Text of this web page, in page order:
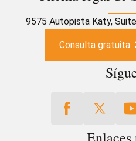
9575 Autopista Katy,
Consulta gratuita: